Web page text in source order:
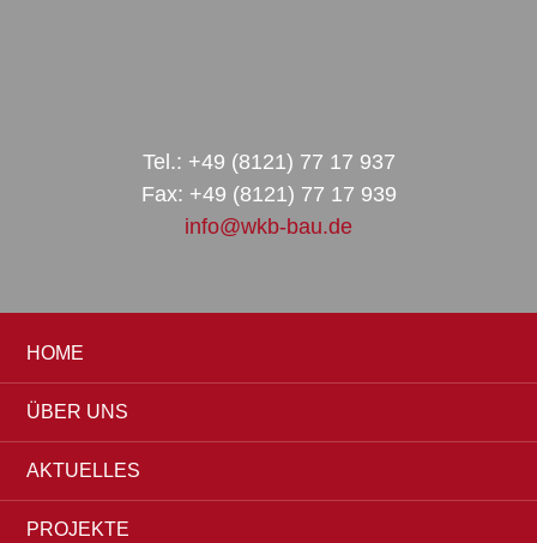
Tel.: +49 (8121) 77 17 937
Fax: +49 (8121) 77 17 939
info@wkb-bau.de
HOME
ÜBER UNS
AKTUELLES
PROJEKTE